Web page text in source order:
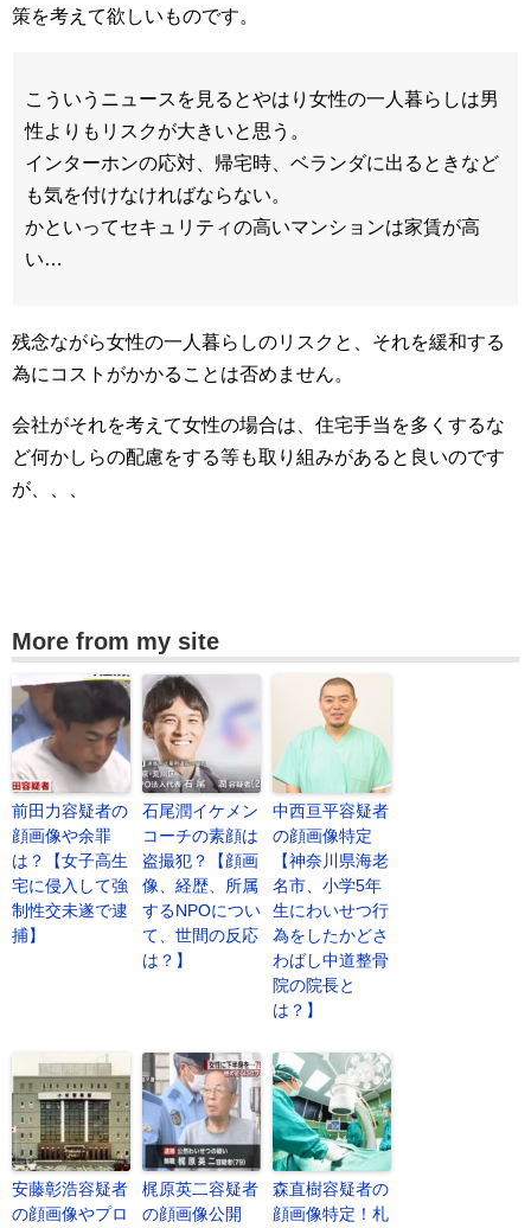
策を考えて欲しいものです。
こういうニュースを見るとやはり女性の一人暮らしは男
性よりもリスクが大きいと思う。
インターホンの応対、帰宅時、ベランダに出るときなど
も気を付けなければならない。
かといってセキュリティの高いマンションは家賃が高
い…
残念ながら女性の一人暮らしのリスクと、それを緩和する
為にコストがかかることは否めません。
会社がそれを考えて女性の場合は、住宅手当を多くするな
ど何かしらの配慮をする等も取り組みがあると良いのです
が、、、
More from my site
前田力容疑者の
顔画像や余罪
は？【女子高生
宅に侵入して強
制性交未遂で逮
捕】
石尾潤イケメン
コーチの素顔は
盗撮犯？【顔画
像、経歴、所属
するNPOについ
て、世間の反応
は？】
中西亘平容疑者
の顔画像特定
【神奈川県海老
名市、小学5年
生にわいせつ行
為をしたかどさ
わばし中道整骨
院の院長と
は？】
安藤彰浩容疑者
の顔画像やプロ
梶原英二容疑者
の顔画像公開
森直樹容疑者の
顔画像特定！札